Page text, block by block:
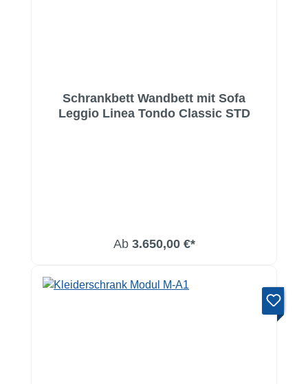
Schrankbett Wandbett mit Sofa
Leggio Linea Tondo Classic STD
Ab 3.650,00 €*